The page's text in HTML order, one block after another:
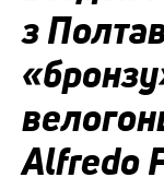
з
Alfredo